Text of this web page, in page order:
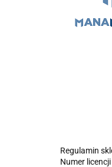
Regulamin
Numer